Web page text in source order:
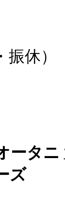
休）
ータニ
ズ